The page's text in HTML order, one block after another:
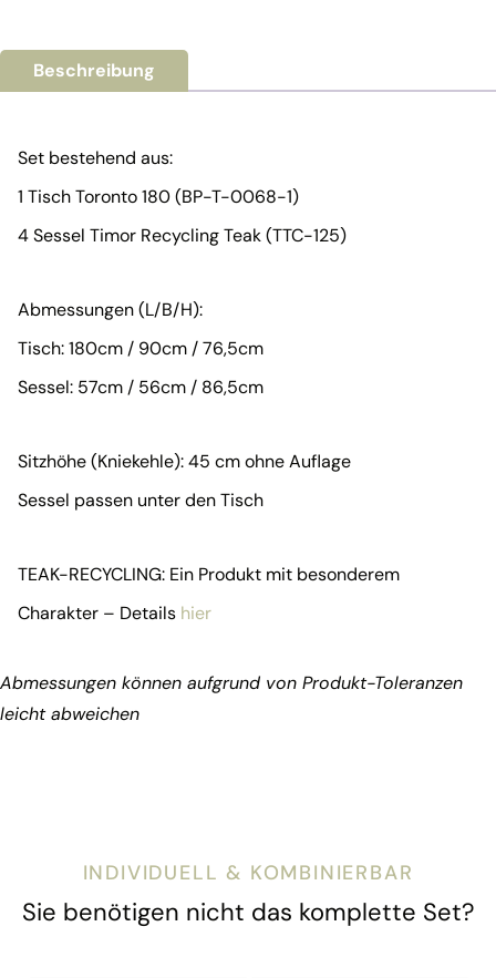
Beschreibung
Set bestehend aus:
1 Tisch Toronto 180 (BP-T-0068-1)
4 Sessel Timor Recycling Teak (TTC-125)
Abmessungen (L/B/H):
Tisch: 180cm / 90cm / 76,5cm
Sessel: 57cm / 56cm / 86,5cm
Sitzhöhe (Kniekehle): 45 cm ohne Auflage
Sessel passen unter den Tisch
TEAK-RECYCLING: Ein Produkt mit besonderem
Charakter – Details hier
Abmessungen können aufgrund von Produkt-Toleranzen
leicht abweichen
INDIVIDUELL & KOMBINIERBAR
Sie benötigen nicht das komplette Set?